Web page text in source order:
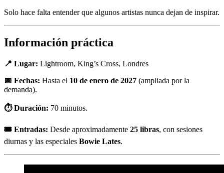
Solo hace falta entender que algunos artistas nunca dejan de inspirar.
Información práctica
📍 Lugar: Lightroom, King’s Cross, Londres
📅 Fechas: Hasta el 10 de enero de 2027 (ampliada por la
demanda).
⏱ Duración: 70 minutos.
🎟 Entradas: Desde aproximadamente 25 libras, con sesiones
diurnas y las especiales Bowie Lates.